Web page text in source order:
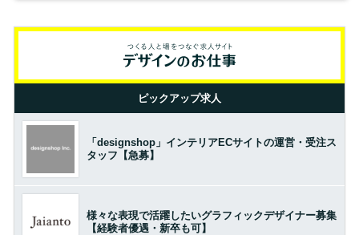
ピックアップ求人
「designshop」インテリアECサイトの運営・受注ス
タッフ【急募】
様々な表現で活躍したいグラフィックデザイナー募集
【経験者優遇・新卒も可】